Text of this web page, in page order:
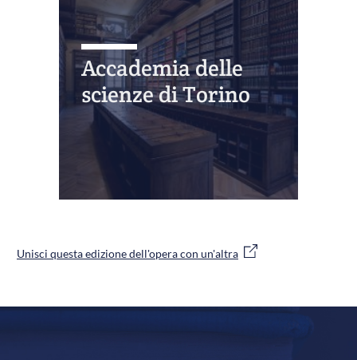
Accademia delle
scienze di Torino
Unisci questa edizione dell'opera con un'altra